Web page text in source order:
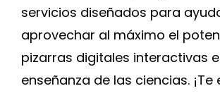
servicios diseñados para
aprovechar al máximo el
pizarras digitales interactivas
enseñanza de las ciencias.